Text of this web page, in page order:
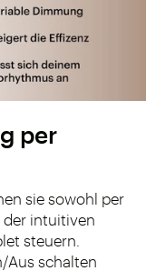
per
sie sowohl per
der intuitiven
steuern.
Aus schalten